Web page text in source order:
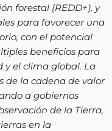
forestal (REDD+), y
para favorecer una
con el potencial
beneficios para
y el clima global. La
de la cadena de valor
a gobiernos
de la Tierra,
en la